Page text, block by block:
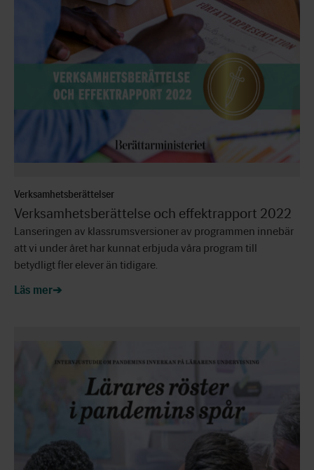
Verksamhetsberättelser
Verksamhetsberättelse och effektrapport 2022
Lanseringen av klassrumsversioner av programmen innebär
att vi under året har kunnat erbjuda våra program till
betydligt fler elever än tidigare.
Läs mer